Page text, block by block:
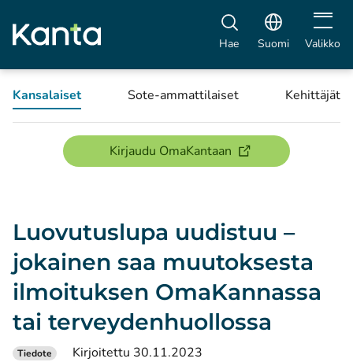
Hae Suomi Avaa
Valikko
Kansalaiset Sote-ammattilaiset Kehittäjät
Kirjaudu OmaKantaan(avautuu uuteen
Luovutuslupa uudistuu –
jokainen saa muutoksesta
ilmoituksen OmaKannassa
tai terveydenhuollossa
Tiedote Kirjoitettu 30.11.2023